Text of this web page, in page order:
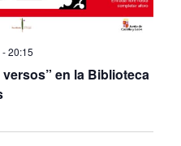
20:15
en la Biblioteca